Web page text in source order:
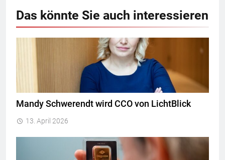
Das könnte Sie auch interessieren
Mandy Schwerendt wird CCO von LichtBlick
13. April 2026